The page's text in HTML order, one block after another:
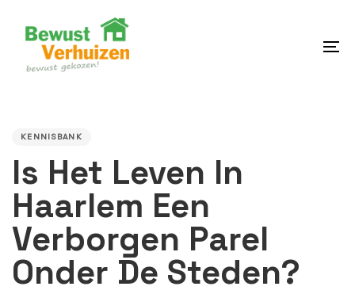
content
KENNISBANK
Is Het Leven In
Haarlem Een
Verborgen Parel
Onder De Steden?